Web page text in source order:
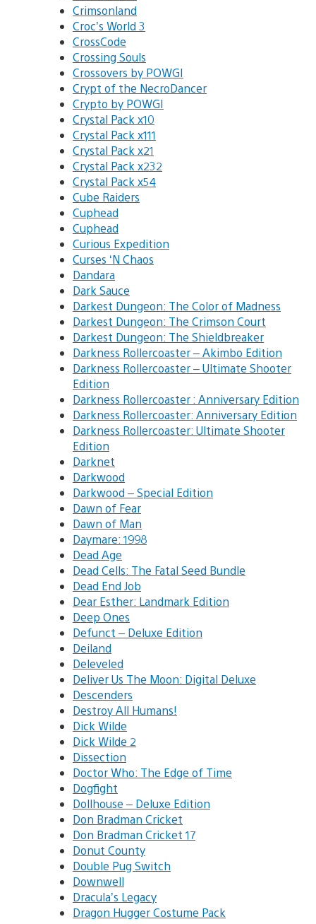
Crimsonland
Croc’s World 3
CrossCode
Crossing Souls
Crossovers by POWGI
Crypt of the NecroDancer
Crypto by POWGI
Crystal Pack x10
Crystal Pack x111
Crystal Pack x21
Crystal Pack x232
Crystal Pack x54
Cube Raiders
Cuphead
Cuphead
Curious Expedition
Curses ‘N Chaos
Dandara
Dark Sauce
Darkest Dungeon: The Color of Madness
Darkest Dungeon: The Crimson Court
Darkest Dungeon: The Shieldbreaker
Darkness Rollercoaster – Akimbo Edition
Darkness Rollercoaster – Ultimate Shooter
Edition
Darkness Rollercoaster : Anniversary Edition
Darkness Rollercoaster: Anniversary Edition
Darkness Rollercoaster: Ultimate Shooter
Edition
Darknet
Darkwood
Darkwood – Special Edition
Dawn of Fear
Dawn of Man
Daymare: 1998
Dead Age
Dead Cells: The Fatal Seed Bundle
Dead End Job
Dear Esther: Landmark Edition
Deep Ones
Defunct – Deluxe Edition
Deiland
Deleveled
Deliver Us The Moon: Digital Deluxe
Descenders
Destroy All Humans!
Dick Wilde
Dick Wilde 2
Dissection
Doctor Who: The Edge of Time
Dogfight
Dollhouse – Deluxe Edition
Don Bradman Cricket
Don Bradman Cricket 17
Donut County
Double Pug Switch
Downwell
Dracula’s Legacy
Dragon Hugger Costume Pack